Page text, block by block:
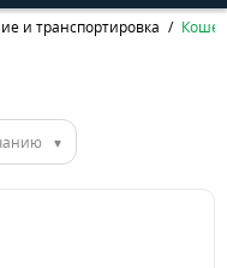
и транспортировка